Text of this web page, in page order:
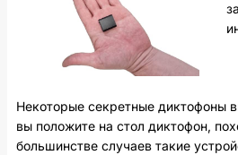
Некоторые секретные диктофоны
вы положите на стол диктофон,
большинстве случаев такие